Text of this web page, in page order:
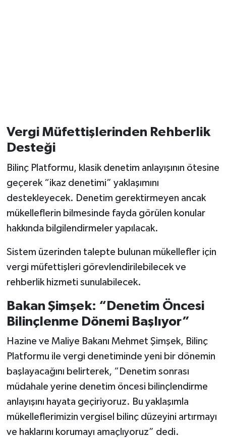
Vergi Müfettişlerinden Rehberlik
Desteği
Bilinç Platformu, klasik denetim anlayışının ötesine
geçerek “ikaz denetimi” yaklaşımını
destekleyecek. Denetim gerektirmeyen ancak
mükelleflerin bilmesinde fayda görülen konular
hakkında bilgilendirmeler yapılacak.
Sistem üzerinden talepte bulunan mükellefler için
vergi müfettişleri görevlendirilebilecek ve
rehberlik hizmeti sunulabilecek.
Bakan Şimşek: “Denetim Öncesi
Bilinçlenme Dönemi Başlıyor”
Hazine ve Maliye Bakanı Mehmet Şimşek, Bilinç
Platformu ile vergi denetiminde yeni bir dönemin
başlayacağını belirterek, “Denetim sonrası
müdahale yerine denetim öncesi bilinçlendirme
anlayışını hayata geçiriyoruz. Bu yaklaşımla
mükelleflerimizin vergisel bilinç düzeyini artırmayı
ve haklarını korumayı amaçlıyoruz” dedi.